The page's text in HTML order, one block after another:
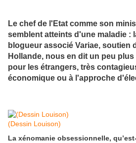
Le chef de l'Etat comme son
semblent atteints d'une maladie :
blogueur associé Variae, soutien
Hollande, nous en dit un peu
pour les étrangers, très
économique ou à l'approche
(Dessin Louison)
La xénomanie obsessionnelle,